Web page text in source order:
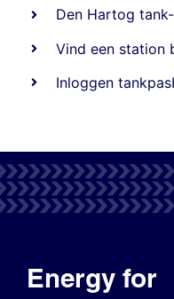
Den Hartog
Vind een station
Inloggen
Energy for